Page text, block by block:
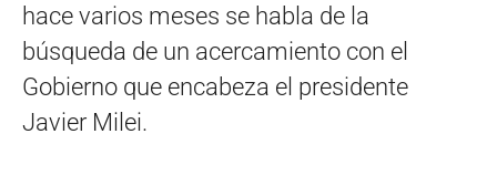
hace varios meses se habla de la
búsqueda de un acercamiento con el
Gobierno que encabeza el presidente
Javier Milei.